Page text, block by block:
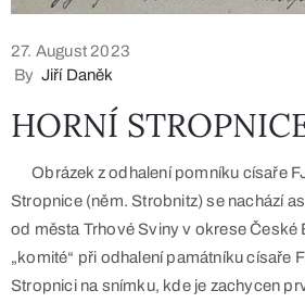
27. August 2023
By Jiří Daněk
HORNÍ
Obrázek z odhalení pomníku císaře
Stropnice (něm. Strobnitz) se nachází
od města Trhové Sviny v okrese České
„komité“ při odhalení památníku císaře
Stropnici na snímku, kde je zachycen